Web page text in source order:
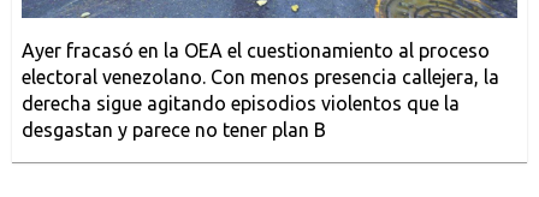
Ayer fracasó en la OEA el cuestionamiento al proceso
electoral venezolano. Con menos presencia callejera, la
derecha sigue agitando episodios violentos que la
desgastan y parece no tener plan B